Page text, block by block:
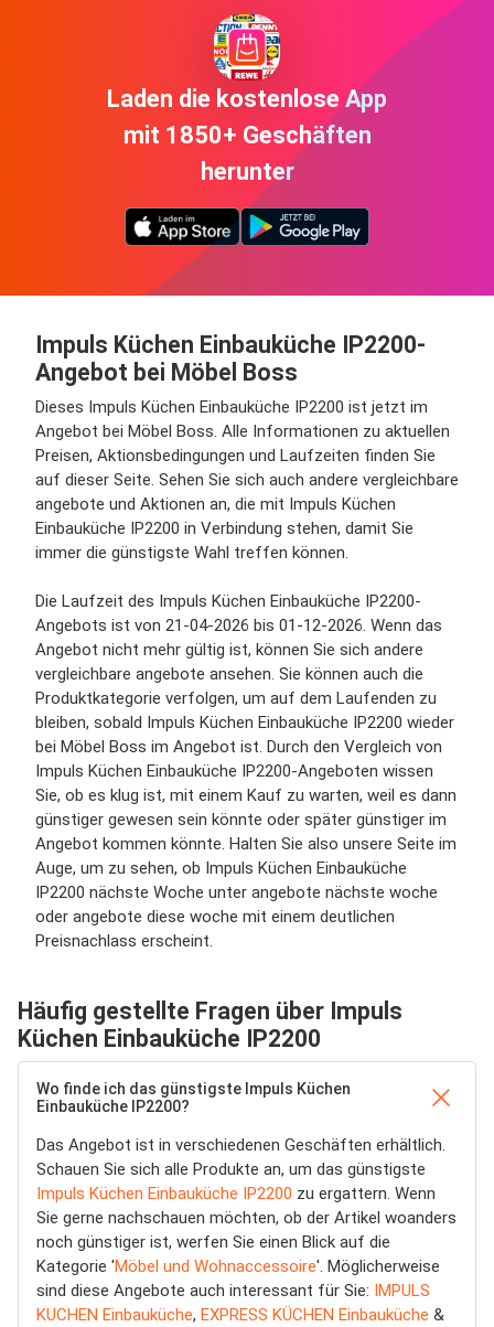
Laden die kostenlose App
mit 1850+ Geschäften
herunter
Impuls Küchen Einbauküche IP2200-
Angebot bei Möbel Boss
Dieses Impuls Küchen Einbauküche IP2200 ist jetzt im
Angebot bei Möbel Boss. Alle Informationen zu aktuellen
Preisen, Aktionsbedingungen und Laufzeiten finden Sie
auf dieser Seite. Sehen Sie sich auch andere vergleichbare
angebote und Aktionen an, die mit Impuls Küchen
Einbauküche IP2200 in Verbindung stehen, damit Sie
immer die günstigste Wahl treffen können.
Die Laufzeit des Impuls Küchen Einbauküche IP2200-
Angebots ist von 21-04-2026 bis 01-12-2026. Wenn das
Angebot nicht mehr gültig ist, können Sie sich andere
vergleichbare angebote ansehen. Sie können auch die
Produktkategorie verfolgen, um auf dem Laufenden zu
bleiben, sobald Impuls Küchen Einbauküche IP2200 wieder
bei Möbel Boss im Angebot ist. Durch den Vergleich von
Impuls Küchen Einbauküche IP2200-Angeboten wissen
Sie, ob es klug ist, mit einem Kauf zu warten, weil es dann
günstiger gewesen sein könnte oder später günstiger im
Angebot kommen könnte. Halten Sie also unsere Seite im
Auge, um zu sehen, ob Impuls Küchen Einbauküche
IP2200 nächste Woche unter angebote nächste woche
oder angebote diese woche mit einem deutlichen
Preisnachlass erscheint.
Häufig gestellte Fragen über Impuls
Küchen Einbauküche IP2200
Wo finde ich das günstigste Impuls Küchen
Einbauküche IP2200?
Das Angebot ist in verschiedenen Geschäften erhältlich.
Schauen Sie sich alle Produkte an, um das günstigste
Impuls Küchen Einbauküche IP2200 zu ergattern. Wenn
Sie gerne nachschauen möchten, ob der Artikel woanders
noch günstiger ist, werfen Sie einen Blick auf die
Kategorie 'Möbel und Wohnaccessoire'. Möglicherweise
sind diese Angebote auch interessant für Sie: IMPULS
KUCHEN Einbauküche, EXPRESS KÜCHEN Einbauküche &